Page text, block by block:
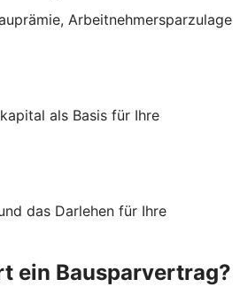
Arbeitnehmersparzulage
als Basis für Ihre
das Darlehen für Ihre
ein Bausparvertrag?